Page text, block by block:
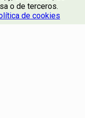
o de terceros.
de cookies